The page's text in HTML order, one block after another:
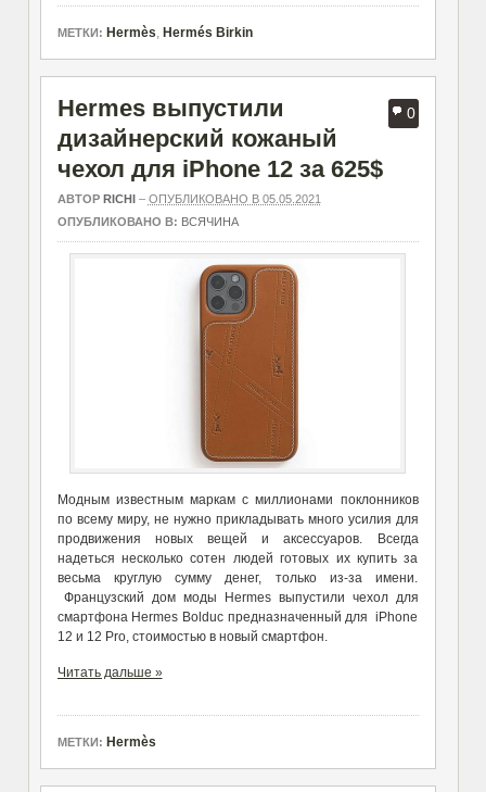
МЕТКИ: Hermès, Hermés Birkin
0
Hermes выпустили
дизайнерский кожаный
чехол для iPhone 12 за 625$
АВТОР RICHI – ОПУБЛИКОВАНО В 05.05.2021
ОПУБЛИКОВАНО В: ВСЯЧИНА
Модным известным маркам с миллионами поклонников
по всему миру, не нужно прикладывать много усилия для
продвижения новых вещей и аксессуаров. Всегда
надеться несколько сотен людей готовых их купить за
весьма круглую сумму денег, только из-за имени.
Французский дом моды Hermes выпустили чехол для
смартфона Hermes Bolduc предназначенный для iPhone
12 и 12 Pro, стоимостью в новый смартфон.
Читать дальше »
МЕТКИ: Hermès